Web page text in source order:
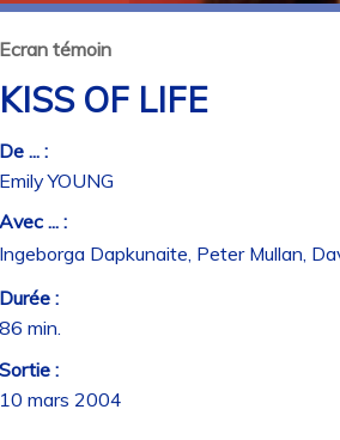
témoin
OF LIFE
... :
YOUNG
... :
Dapkunaite, Peter Mullan,
:
min.
:
mars 2004